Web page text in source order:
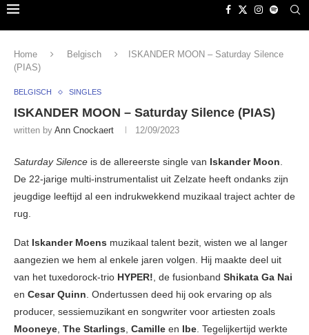
Home Belgisch
ISKANDER MOON – Saturday Silence
(PIAS)
BELGISCH SINGLES
ISKANDER MOON – Saturday Silence (PIAS)
written by Ann Cnockaert 12/09/2023
Saturday Silence is de allereerste single van Iskander Moon.
De 22-jarige multi-instrumentalist uit Zelzate heeft ondanks zijn
jeugdige leeftijd al een indrukwekkend muzikaal traject achter de
rug.
Dat Iskander Moens muzikaal talent bezit, wisten we al langer
aangezien we hem al enkele jaren volgen. Hij maakte deel uit
van het tuxedorock-trio HYPER!, de fusionband Shikata Ga Nai
en Cesar Quinn. Ondertussen deed hij ook ervaring op als
producer, sessiemuzikant en songwriter voor artiesten zoals
Mooneye, The Starlings, Camille en Ibe. Tegelijkertijd werkte